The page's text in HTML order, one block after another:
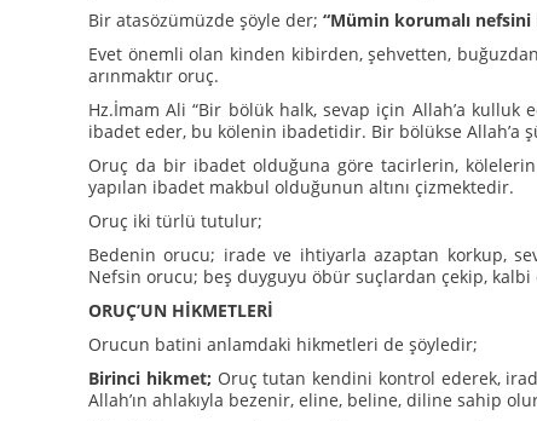
Bir atasözümüzde şöyle der; “Mümin korumalı
Evet önemli olan kinden kibirden, şehvetten,
arınmaktır oruç.
Hz.İmam Ali “Bir bölük halk, sevap için Allah’a
ibadet eder, bu kölenin ibadetidir. Bir bölükse
Oruç da bir ibadet olduğuna göre tacirlerin,
yapılan ibadet makbul olduğunun altını çizmektedir.
Oruç iki türlü tutulur;
Bedenin orucu; irade ve ihtiyarla azaptan korkup,
Nefsin orucu; beş duyguyu öbür suçlardan çekip,
ORUÇ’UN HİKMETLERİ
Orucun batini anlamdaki hikmetleri de şöyledir;
Birinci hikmet; Oruç tutan kendini kontrol ederek,
Allah’ın ahlakıyla bezenir, eline, beline, diline sahip